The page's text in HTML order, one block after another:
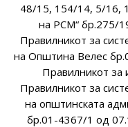
48/15, 154/14, 5/16,
на РСМ“ бр.275/
Правилникот за
на Општина Велес
Правилникот
Правилникот за
на општинската
бр.01-4367/1 од